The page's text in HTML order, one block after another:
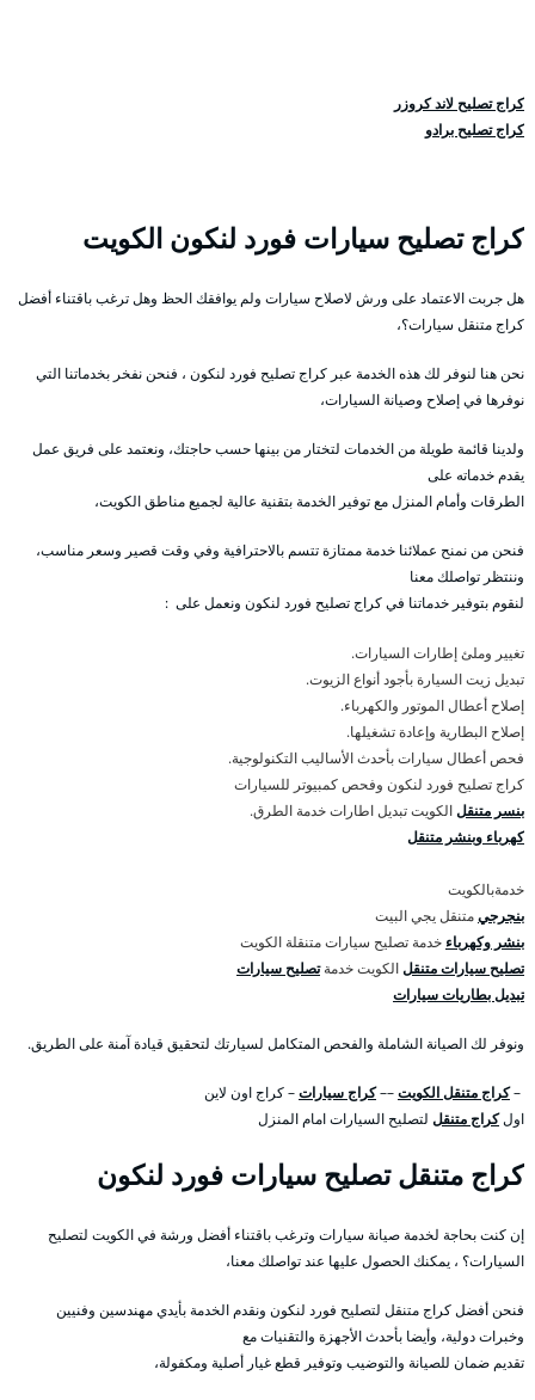
كراج تصليح لاند كروزر
كراج تصليح برادو
كراج تصليح سيارات فورد لنكون الكويت
هل جربت الاعتماد على ورش لاصلاح سيارات ولم يوافقك الحظ وهل ترغب باقتناء أفضل
كراج متنقل سيارات؟،
نحن هنا لنوفر لك هذه الخدمة عبر كراج تصليح فورد لنكون ، فنحن نفخر بخدماتنا التي
نوفرها في إصلاح وصيانة السيارات،
ولدينا قائمة طويلة من الخدمات لتختار من بينها حسب حاجتك، ونعتمد على فريق عمل
يقدم خدماته على
الطرقات وأمام المنزل مع توفير الخدمة بتقنية عالية لجميع مناطق الكويت،
فنحن من نمنح عملائنا خدمة ممتازة تتسم بالاحترافية وفي وقت قصير وسعر مناسب،
وننتظر تواصلك معنا
لنقوم بتوفير خدماتنا في كراج تصليح فورد لنكون ونعمل على :
تغيير وملئ إطارات السيارات.
تبديل زيت السيارة بأجود أنواع الزيوت.
إصلاح أعطال الموتور والكهرباء.
إصلاح البطارية وإعادة تشغيلها.
فحص أعطال سيارات بأحدث الأساليب التكنولوجية.
كراج تصليح فورد لنكون وفحص كمبيوتر للسيارات
بنسر متنقلالكويت تبديل اطارات خدمة الطرق.
كهرباء وبنشر متنقل
خدمةبالكويت
بنجرجيمتنقل يجي البيت
بنشر وكهرباء خدمة تصليح سيارات متنقلة الكويت
تصليح سيارات متنقلالكويت خدمةتصليح سيارات
تبديل بطاريات سيارات
ونوفر لك الصيانة الشاملة والفحص المتكامل لسيارتك لتحقيق قيادة آمنة على الطريق.
–كراج متنقل الكويت––كراج سيارات– كراج اون لاين
اولكراج متنقل لتصليح السيارات امام المنزل
كراج متنقل تصليح سيارات فورد لنكون
إن كنت بحاجة لخدمة صيانة سيارات وترغب باقتناء أفضل ورشة في الكويت لتصليح
السيارات؟ ، يمكنك الحصول عليها عند تواصلك معنا،
فنحن أفضل كراج متنقل لتصليح فورد لنكون ونقدم الخدمة بأيدي مهندسين وفنيين
وخبرات دولية، وأيضا بأحدث الأجهزة والتقنيات مع
تقديم ضمان للصيانة والتوضيب وتوفير قطع غيار أصلية ومكفولة،